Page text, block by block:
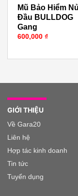
Mũ Bảo Hiểm
Đầu BULLDOG
Gang
600,000 ₫
GIỚI THIỆU
Về Gara20
Liên hệ
Hợp tác kinh doanh
Tin tức
Tuyển dụng